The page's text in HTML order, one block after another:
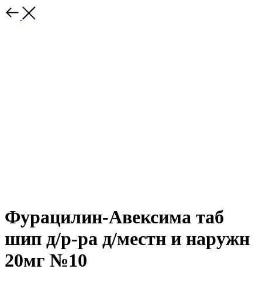
Фурацилин-Авексима таб
шип д/р-ра д/местн и наружн
20мг №10